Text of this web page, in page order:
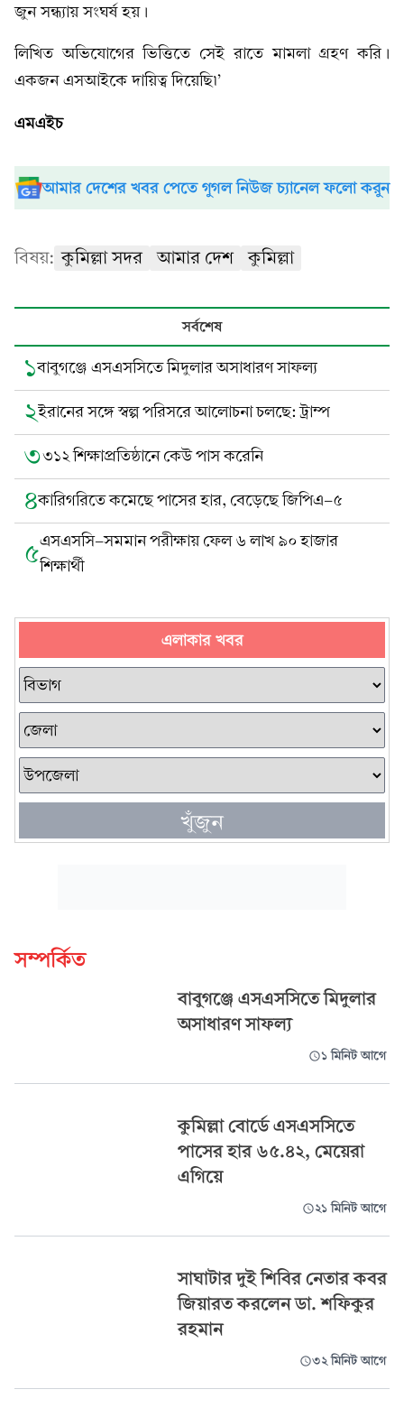
জুন সন্ধ্যায় সংঘর্ষ হয়।
লিখিত অভিযোগের ভিত্তিতে সেই রাতে মামলা গ্রহণ করি।
একজন এসআইকে দায়িত্ব দিয়েছি৷’
এমএইচ
আমার দেশের খবর পেতে গুগল নিউজ চ্যানেল ফলো করুন
বিষয়: কুমিল্লা সদর আমার দেশ কুমিল্লা
সর্বশেষ
১বাবুগঞ্জে এসএসসিতে মিদুলার অসাধারণ সাফল্য
২ইরানের সঙ্গে স্বল্প পরিসরে আলোচনা চলছে: ট্রাম্প
৩৩১২ শিক্ষাপ্রতিষ্ঠানে কেউ পাস করেনি
৪কারিগরিতে কমেছে পাসের হার, বেড়েছে জিপিএ-৫
৫এসএসসি-সমমান পরীক্ষায় ফেল ৬ লাখ ৯০ হাজার
শিক্ষার্থী
এলাকার খবর
খুঁজুন
সম্পর্কিত
বাবুগঞ্জে এসএসসিতে মিদুলার
অসাধারণ সাফল্য
১ মিনিট আগে
কুমিল্লা বোর্ডে এসএসসিতে
পাসের হার ৬৫.৪২, মেয়েরা
এগিয়ে
২১ মিনিট আগে
সাঘাটার দুই শিবির নেতার কবর
জিয়ারত করলেন ডা. শফিকুর
রহমান
৩২ মিনিট আগে